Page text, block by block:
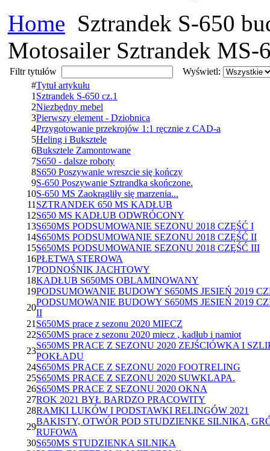
Home Sztrandek S-650
Motosailer Sztrandek MS-
Filtr tytułów
Wyświetl:
#Tytuł artykułu
1 Sztrandek S-650 cz.1
2Niezbędny mebel
3Pierwszy element - Dziobnica
4Przygotowanie przekrojów 1:1 ręcznie z CAD-a
5Heling i Buksztele
6Buksztele Zamontowane
7S650 - dalsze roboty
8S650 Poszywanie wreszcie się kończy
9S-650 Poszywanie Sztrandka skończone.
10S-650 MS Zaokrągliły się marzenia...
11 SZTRANDEK 650 MS KADŁUB
12S650 MS KADŁUB ODWRÓCONY
13S650MS PODSUMOWANIE SEZONU 2018 CZĘŚĆ I
14S650MS PODSUMOWANIE SEZONU 2018 CZĘŚĆ II
15S650MS PODSUMOWANIE SEZONU 2018 CZĘŚĆ III
16PŁETWA STEROWA
17PODNOŚNIK JACHTOWY
18KADŁUB S650MS OBLAMINOWANY
19PODSUMOWANIE BUDOWY S650MS JESIEŃ 2019
20
PODSUMOWANIE BUDOWY S650MS JESIEŃ 2019
II
21 S650MS prace z sezonu 2020 MIECZ
22S650MS prace z sezonu 2020 miecz , kadłub i namiot
23
S650MS PRACE Z SEZONU 2020 ZEJŚCIÓWKA I
POKŁADU
24S650MS PRACE Z SEZONU 2020 FOOTRELING
25S650MS PRACE Z SEZONU 2020 SUWKLAPA.
26S650MS PRACE Z SEZONU 2020 OKNA
27ROK 2021 BYŁ BARDZO PRACOWITY
28RAMKI LUKÓW I PODSTAWKI RELINGÓW 2021
29
BAKISTY, OTWÓR POD STUDZIENKE SILNIKA,
RUFOWA
30S650MS STUDZIENKA SILNIKA